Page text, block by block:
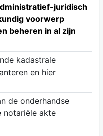
juridisch
voorwerp
beheren in al zijn
kadastrale
en hier
de onderhandse
notariële akte